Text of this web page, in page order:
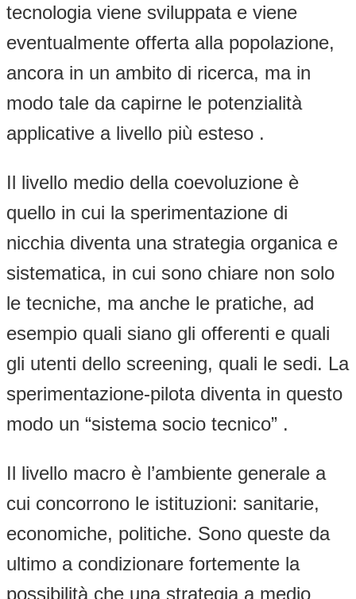
tecnologia viene sviluppata e viene
eventualmente offerta alla popolazione,
ancora in un ambito di ricerca, ma in
modo tale da capirne le potenzialità
applicative a livello più esteso .
Il livello medio della coevoluzione è
quello in cui la sperimentazione di
nicchia diventa una strategia organica e
sistematica, in cui sono chiare non solo
le tecniche, ma anche le pratiche, ad
esempio quali siano gli offerenti e quali
gli utenti dello screening, quali le sedi. La
sperimentazione-pilota diventa in questo
modo un “sistema socio tecnico” .
Il livello macro è l’ambiente generale a
cui concorrono le istituzioni: sanitarie,
economiche, politiche. Sono queste da
ultimo a condizionare fortemente la
possibilità che una strategia a medio